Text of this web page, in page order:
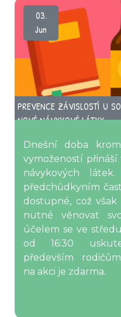
03.
Jun
PREVENCE ZÁVISLOSTÍ U
NOVÉ NÁVYKOVÉ LÁTKY
Dnešní doba
vymožeností
návykových
předchůdkyním
dostupné, což
nutné věnovat
účelem se ve
od 16:30
především
na akci je zdarma.